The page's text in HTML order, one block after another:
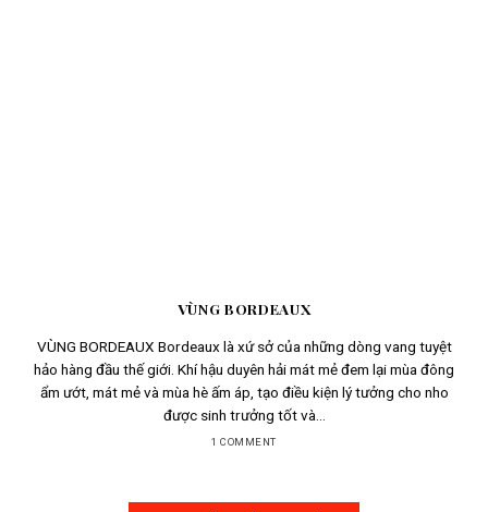
VÙNG BORDEAUX
VÙNG BORDEAUX Bordeaux là xứ sở của những dòng vang tuyệt
hảo hàng đầu thế giới. Khí hậu duyên hải mát mẻ đem lại mùa đông
ẩm ướt, mát mẻ và mùa hè ấm áp, tạo điều kiện lý tưởng cho nho
được sinh trưởng tốt và...
1 COMMENT